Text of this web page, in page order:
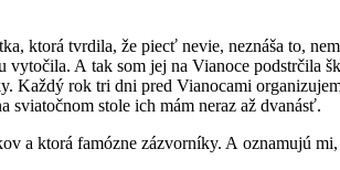
ktorá tvrdila, že piecť nevie, neznáša to,
A tak som jej na Vianoce
rok tri dni pred Vianocami
stole ich mám neraz až dvanásť.
a ktorá famózne zázvorníky. A oznamujú